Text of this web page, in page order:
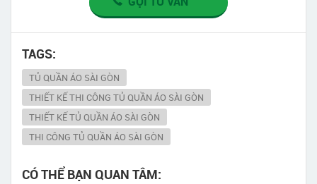
TAGS:
TỦ QUẦN ÁO SÀI GÒN
THIẾT KẾ THI CÔNG TỦ QUẦN ÁO SÀI GÒN
THIẾT KẾ TỦ QUẦN ÁO SÀI GÒN
THI CÔNG TỦ QUẦN ÁO SÀI GÒN
CÓ THỂ BẠN QUAN TÂM: